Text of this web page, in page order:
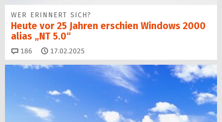
WER ERINNERT SICH?
Heute vor 25 Jahren erschien Windows 2000
alias „NT 5.0“
186 Kommentare
17.02.2025